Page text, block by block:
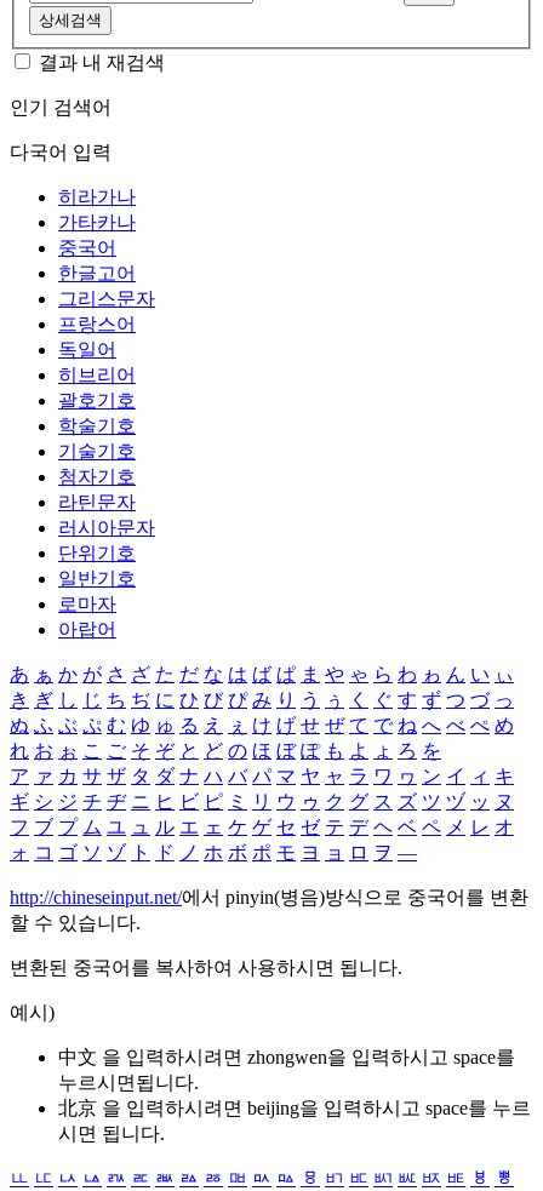
상세검색
결과 내 재검색
인기 검색어
다국어 입력
히라가나
가타카나
중국어
한글고어
그리스문자
프랑스어
독일어
히브리어
괄호기호
학술기호
기술기호
첨자기호
라틴문자
러시아문자
단위기호
일반기호
로마자
아랍어
あ ぁ か が さ ざ た だ な は ば ぱ ま や ゃ ら わ ゎ ん い ぃ
き ぎ し じ ち ぢ に ひ び ぴ み り う ぅ く ぐ す ず つ づ っ
ぬ ふ ぶ ぷ む ゆ ゅ る え ぇ け げ せ ぜ て で ね へ べ ぺ め
れ お ぉ こ ご そ ぞ と ど の ほ ぼ ぽ も よ ょ ろ を
ア ァ カ サ ザ タ ダ ナ ハ バ パ マ ヤ ャ ラ ワ ヮ ン イ ィ キ
ギ シ ジ チ ヂ ニ ヒ ビ ピ ミ リ ウ ゥ ク グ ス ズ ツ ヅ ッ ヌ
フ ブ プ ム ユ ュ ル エ ェ ケ ゲ セ ゼ テ デ ヘ ベ ペ メ レ オ
ォ コ ゴ ソ ゾ ト ド ノ ホ ボ ポ モ ヨ ョ ロ ヲ ―
http://chineseinput.net/에서 pinyin(병음)방식으로 중국어를 변환
할 수 있습니다.
변환된 중국어를 복사하여 사용하시면 됩니다.
예시)
中文 을 입력하시려면 zhongwen을 입력하시고 space를
누르시면됩니다.
北京 을 입력하시려면 beijing을 입력하시고 space를 누르
시면 됩니다.
ㅥ ㅦ ㅧ ㅨ ㅩ ㅪ ㅫ ㅬ ㅭ ㅮ ㅯ ㅰ ㅱ ㅲ ㅳ ㅴ ㅵ ㅶ ㅷ ㅸ
ㅹ